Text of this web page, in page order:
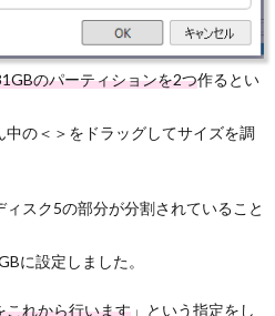
のパーティションを2つ作るとい
の＜＞をドラッグしてサイズを調
スク5の部分が分割されていること
に設定しました。
これから行います 」という指定をし